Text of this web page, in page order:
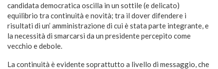
candidata democratica oscilla in un sottile (e delicato)
equilibrio tra continuità e novità; tra il dover difendere i
risultati di un’ amministrazione di cui è stata parte integrante, e
la necessità di smarcarsi da un presidente percepito come
vecchio e debole.
La continuità è evidente soprattutto a livello di messaggio, che